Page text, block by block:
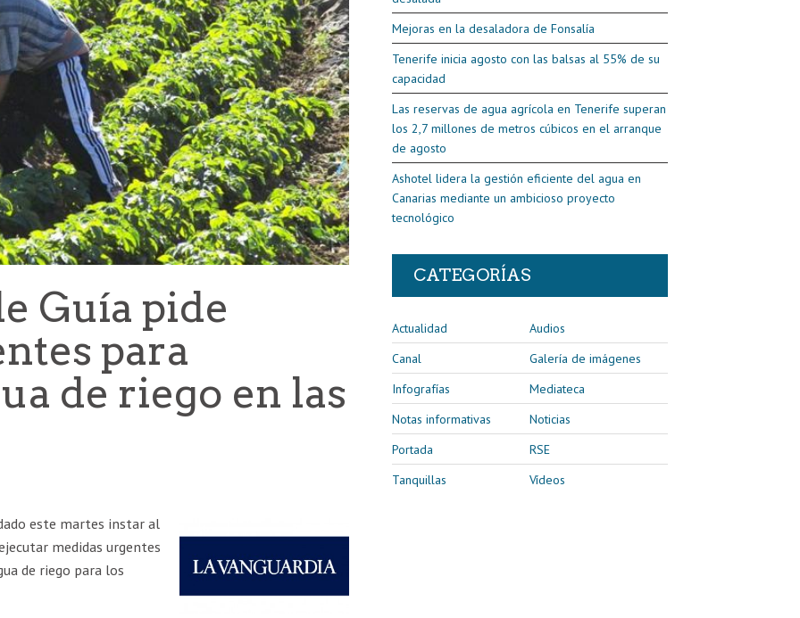
Guía pide
para
de riego en las
este martes instar al
medidas urgentes
de riego para los
Mejoras en la desaladora de Fonsalía
Tenerife inicia agosto con las balsas al 55% de su
capacidad
Las reservas de agua agrícola en Tenerife superan
los 2,7 millones de metros cúbicos en el arranque
de agosto
Ashotel lidera la gestión eficiente del agua en
Canarias mediante un ambicioso proyecto
tecnológico
CATEGORÍAS
Actualidad
Audios
Canal
Galería de imágenes
Infografías
Mediateca
Notas informativas
Noticias
Portada
RSE
Tanquillas
Vídeos